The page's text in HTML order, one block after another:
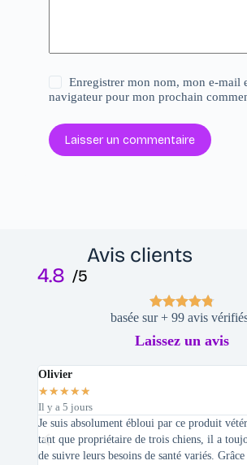
Enregistrer mon nom, mon e-mail
navigateur pour mon prochain
Laisser un commentaire
Avis clients
4.8 /5
basée sur + 99 avis
Laissez un avis
Olivier
★★★★★
Il y a 5 jours
Je suis absolument ébloui par ce produit
tant que propriétaire de trois chiens, il a
de suivre leurs besoins de santé variés. Grâce